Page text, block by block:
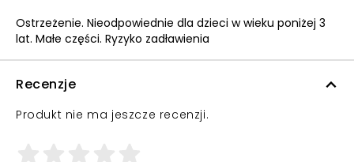
Ostrzeżenie. Nieodpowiednie dla dzieci w wieku poniżej 3
lat. Małe części. Ryzyko zadławienia
Recenzje
Produkt nie ma jeszcze recenzji.